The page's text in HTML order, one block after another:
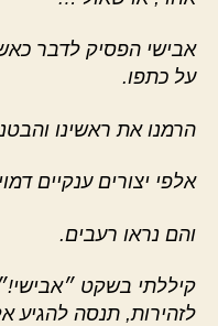
אבישי הפסיק לדבר
על כתפו.
הרמנו את ראשינו
אלפי יצורים ענקיים
והם נראו רעבים.
קיללתי בשקט
לזהירות, תנסה להגיע